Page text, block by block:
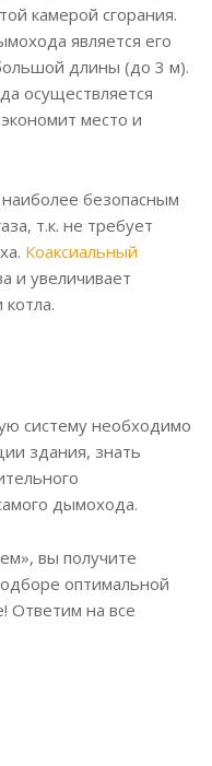
камерой сгорания.
является его
длины (до 3 м).
осуществляется
место и
наиболее безопасным
т.к. не требует
Коаксиальный
и увеличивает
систему необходимо
здания, знать
дымохода.
вы получите
оптимальной
Ответим на все